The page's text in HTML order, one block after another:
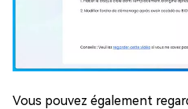
Vous pouvez également